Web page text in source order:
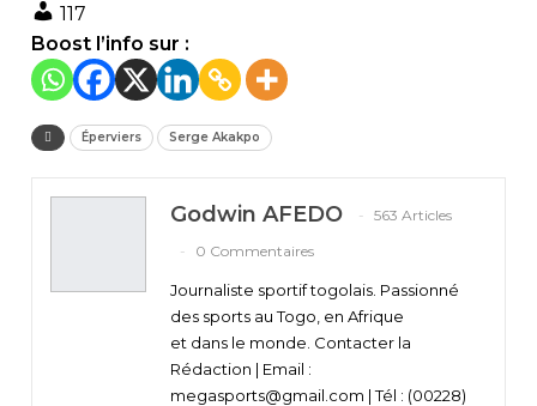
117
Boost l’info sur :
Éperviers Serge Akakpo
Godwin AFEDO
563 Articles
0 Commentaires
Journaliste sportif togolais. Passionné
des sports au Togo, en Afrique
et dans le monde. Contacter la
Rédaction | Email :
megasports@gmail.com | Tél : (00228)